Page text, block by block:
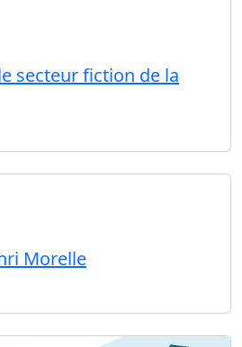
secteur fiction de la
Morelle